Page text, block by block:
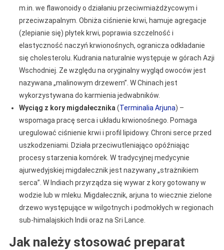
m.in. we flawonoidy o działaniu przeciwmiażdżycowym i
przeciwzapalnym. Obniża ciśnienie krwi, hamuje agregacje
(zlepianie się) płytek krwi, poprawia szczelność i
elastyczność naczyń krwionośnych, ogranicza odkładanie
się cholesterolu. Kudrania naturalnie występuje w górach Azji
Wschodniej. Ze względu na oryginalny wygląd owoców jest
nazywana „malinowym drzewem”. W Chinach jest
wykorzystywana do karmienia jedwabników.
Wyciąg z kory migdałecznika (Terminalia Arjuna) –
wspomaga pracę serca i układu krwionośnego. Pomaga
uregulować ciśnienie krwi i profil lipidowy. Chroni serce przed
uszkodzeniami. Działa przeciwutleniająco opóźniając
procesy starzenia komórek. W tradycyjnej medycynie
ajurwedyjskiej migdałecznik jest nazywany „strażnikiem
serca”. W Indiach przyrządza się wywar z kory gotowany w
wodzie lub w mleku. Migdałecznik, arjuna to wiecznie zielone
drzewo występujące w wilgotnych i podmokłych w regionach
sub-himalajskich Indii oraz na Sri Lance.
Jak należy stosować preparat